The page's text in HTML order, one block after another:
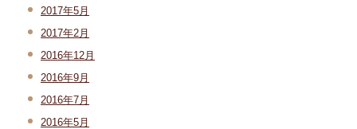
2017年5月
2017年2月
2016年12月
2016年9月
2016年7月
2016年5月